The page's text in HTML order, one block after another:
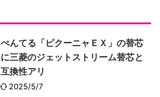
ぺんてる「ピクーニャＥＸ」の替芯
に三菱のジェットストリーム替芯と
互換性アリ
2025/5/7